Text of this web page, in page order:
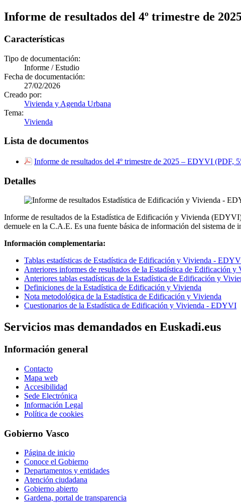
Informe de resultados del 4º trimestre de
Características
Tipo de documentación:
Informe / Estudio
Fecha de documentación:
27/02/2026
Creado por:
Vivienda y Agenda Urbana
Tema:
Vivienda
Lista de documentos
Informe de resultados del 4º trimestre de 2025 – EDYVI (PDF,
Detalles
Informe de resultados de la Estadística de Edificación y Vivienda
demuele en la C.A.E. Es una fuente básica de información del sistema
Información complementaria:
Tablas estadísticas de Estadística de Edificación y Vivienda -
Anteriores informes de resultados de la Estadística de Edificación
Anteriores tablas estadísticas de la Estadística de Edificación y
Definiciones de la Estadística de Edificación y Vivienda
Nota metodológica de la Estadística de Edificación y Vivienda
Cuestionarios de la Estadística de Edificación y Vivienda - EDYVI
Servicios mas demandados en Euskadi.eus
Información general
Contacto
Mapa web
Accesibilidad
Sede Electrónica
Información Legal
Política de cookies
Gobierno Vasco
Página de inicio
Conoce el Gobierno
Departamentos y entidades
Atención ciudadana
Gobierno abierto
Gardena, portal de transparencia